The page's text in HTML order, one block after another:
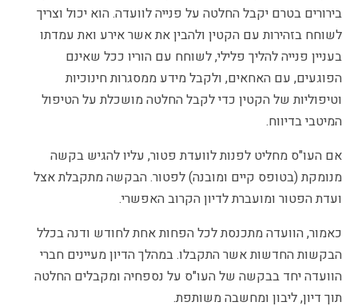
בירורים בטרם יקבל החלטה על פנייה לוועדה. הוא יכול וצריך
לשוחח בזהירות עם הקטין ולהבין את אשר אירע ואת עמדתו
בעניין פנייה להליך פלילי, לשוחח עם הוריו ככל שאינם
הפוגעים, עם האחאים, ולקבל מידע ממסגרות חינוכיות
וטיפוליות של הקטין כדי לקבל החלטה מושכלת על הטיפול
המיטבי בדיווח.
אם העו"ס מחליט לפנות לוועדת פטור, עליו להגיש בקשה
מנומקת (בטופס קיים ומובנה) לפטור. הבקשה מתקבלת אצל
ועדת הפטור ומועברת לדיון הקרוב האפשרי.
כאמור, הוועדה מתכנסת לכל הפחות אחת לחודש ודנה בכלל
הבקשות החדשות אשר התקבלו. במהלך הדיון מעיינים חברי
הוועדה יחד בבקשה של העו"ס על נספחיה ומקבלים החלטה
תוך דיון, ליבון ומחשבה משותפת.